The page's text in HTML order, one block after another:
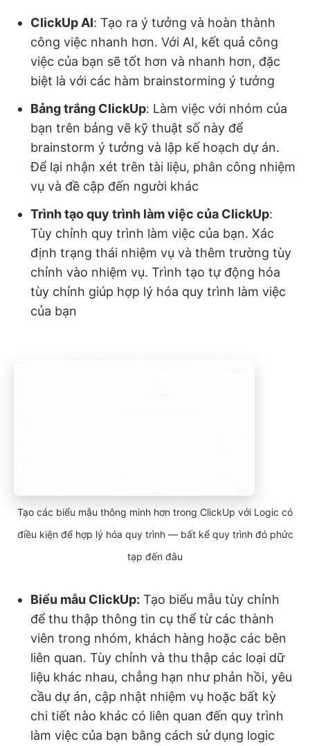
ClickUp AI: Tạo ra ý tưởng và hoàn thành
công việc nhanh hơn. Với AI, kết quả công
việc của bạn sẽ tốt hơn và nhanh hơn, đặc
biệt là với các hàm brainstorming ý tưởng
Bảng trắng ClickUp: Làm việc với nhóm của
bạn trên bảng vẽ kỹ thuật số này để
brainstorm ý tưởng và lập kế hoạch dự án.
Để lại nhận xét trên tài liệu, phân công nhiệm
vụ và đề cập đến người khác
Trình tạo quy trình làm việc của ClickUp:
Tùy chỉnh quy trình làm việc của bạn. Xác
định trạng thái nhiệm vụ và thêm trường tùy
chỉnh vào nhiệm vụ. Trình tạo tự động hóa
tùy chỉnh giúp hợp lý hóa quy trình làm việc
của bạn
Tạo các biểu mẫu thông minh hơn trong ClickUp với Logic có
điều kiện để hợp lý hóa quy trình — bất kể quy trình đó phức
tạp đến đâu
Biểu mẫu ClickUp: Tạo biểu mẫu tùy chỉnh
để thu thập thông tin cụ thể từ các thành
viên trong nhóm, khách hàng hoặc các bên
liên quan. Tùy chỉnh và thu thập các loại dữ
liệu khác nhau, chẳng hạn như phản hồi, yêu
cầu dự án, cập nhật nhiệm vụ hoặc bất kỳ
chi tiết nào khác có liên quan đến quy trình
làm việc của bạn bằng cách sử dụng logic